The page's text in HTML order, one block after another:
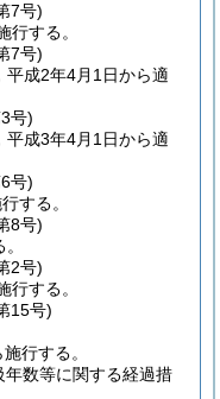
7号)
行する。
7号)
平成2年4月1日から適
号)
平成3年4月1日から適
号)
する。
8号)
2号)
行する。
15号)
行する。
数等に関する経過措